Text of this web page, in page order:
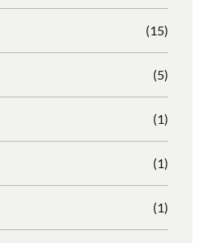
(15)
(5)
(1)
(1)
(1)